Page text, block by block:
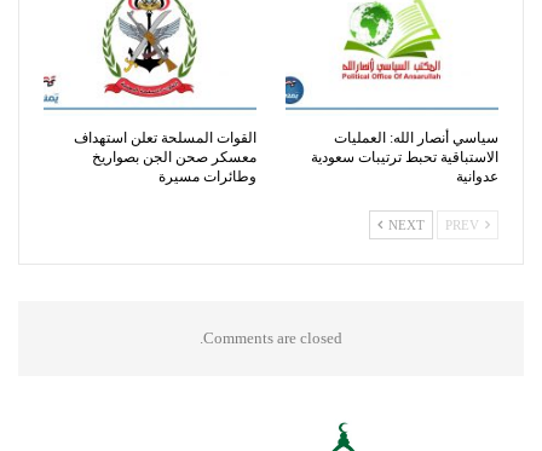
سياسي أنصار الله: العمليات
الاستباقية تحبط ترتيبات سعودية
عدوانية
القوات المسلحة تعلن استهداف
معسكر صحن الجن بصواريخ
وطائرات مسيرة
NEXT
Comments are closed.